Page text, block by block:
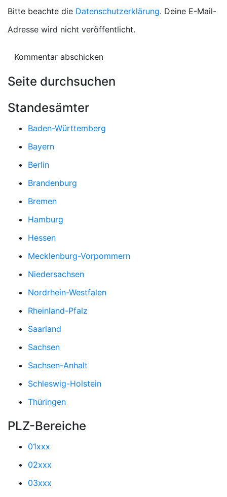
Bitte beachte die Datenschutzerklärung. Deine E-Mail-
Adresse wird nicht veröffentlicht.
Seite durchsuchen
Standesämter
Baden-Württemberg
Bayern
Berlin
Brandenburg
Bremen
Hamburg
Hessen
Mecklenburg-Vorpommern
Niedersachsen
Nordrhein-Westfalen
Rheinland-Pfalz
Saarland
Sachsen
Sachsen-Anhalt
Schleswig-Holstein
Thüringen
PLZ-Bereiche
01xxx
02xxx
03xxx